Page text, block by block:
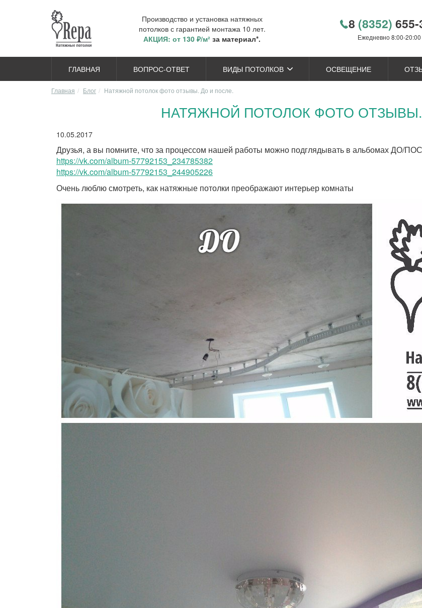
Производство и установка натяжных
потолков с гарантией монтажа 10 лет.
АКЦИЯ: от 130 ₽/м² за материал*.
8 (8352)
Ежедневно 8:00-20:00
ГЛАВНАЯ ВОПРОС-ОТВЕТ ВИДЫ ПОТОЛКОВ ОСВЕЩЕНИЕ
Главная Блог Натяжной потолок фото отзывы. До и после.
НАТЯЖНОЙ ПОТОЛОК ФОТО
10.05.2017
Друзья, а вы помните, что за процессом нашей работы можно подглядывать в альбомах ДО/
https://vk.com/album-57792153_234785382
https://vk.com/album-57792153_244905226
Очень люблю смотреть, как натяжные потолки преображают интерьер комнаты